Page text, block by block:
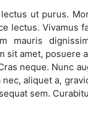
ut purus.
lectus. Vivamus
mauris
sit amet, posuere
neque. Nunc
aliquet a,
sem.